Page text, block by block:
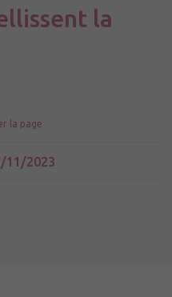
la
la page
11/2023